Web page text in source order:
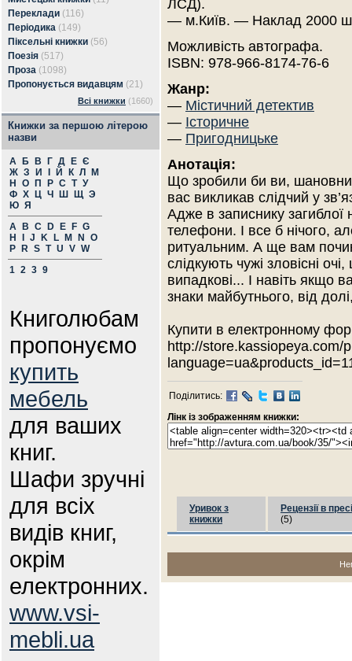
Переклади (116)
Періодика (149)
Піксельні книжки (56)
Поезія (517)
Проза (1098)
Пропонується видавцям (21)
Всі книжки (1660)
Книжки за першою літерою
назви
А Б В Г Д Е Є
Ж З И Й К Л
М
Н
О П Р С Т У
Ф Х Ц Ч Ш Щ Э
Ю Я
A
B C D E F G
H
J K L M N
O
P
R S T U V W
1 2 3 9
Книголюбам
пропонуємо
купить
мебель
для ваших
книг.
Шафи зручні
для всіх
видів книг,
окрім
електронних.
www.vsi-
mebli.ua
ЛСД).
— м.Київ. — Наклад 2000
Можливість автографа.
ISBN: 978-966-8174-76-6
Жанр:
— Містичний детектив
— Історичне
— Пригодницьке
Анотація:
Що зробили би ви,
вас викликав слідчий у
Адже в записнику загиблої
телефони. І все б нічого,
ритуальним. А ще вам
слідкують чужі зловісні
випадкові... І навіть якщо
знаки майбутнього, від
Купити в електронному
http://store.kassiopeya.com/
Поділитись:
Лінк із зображенням книжки:
Уривок з
книжки
Рецензії в пресі
(5)